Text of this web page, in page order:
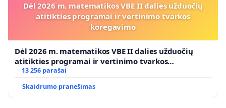
Dėl 2026 m. matematikos VBE II dalies užduočių
atitikties programai ir vertinimo tvarkos
koregavimo
Dėl 2026 m. matematikos VBE II dalies užduočių
atitikties programai ir vertinimo tvarkos
koregavimo
13 256 parašai
Skaidrumo pranešimas